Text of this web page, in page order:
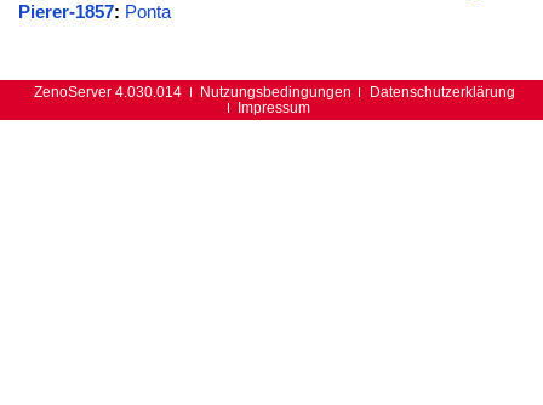
Pierer-1857: Ponta
ZenoServer 4.030.014 Nutzungsbedingungen
Datenschutzerklärung
Impressum